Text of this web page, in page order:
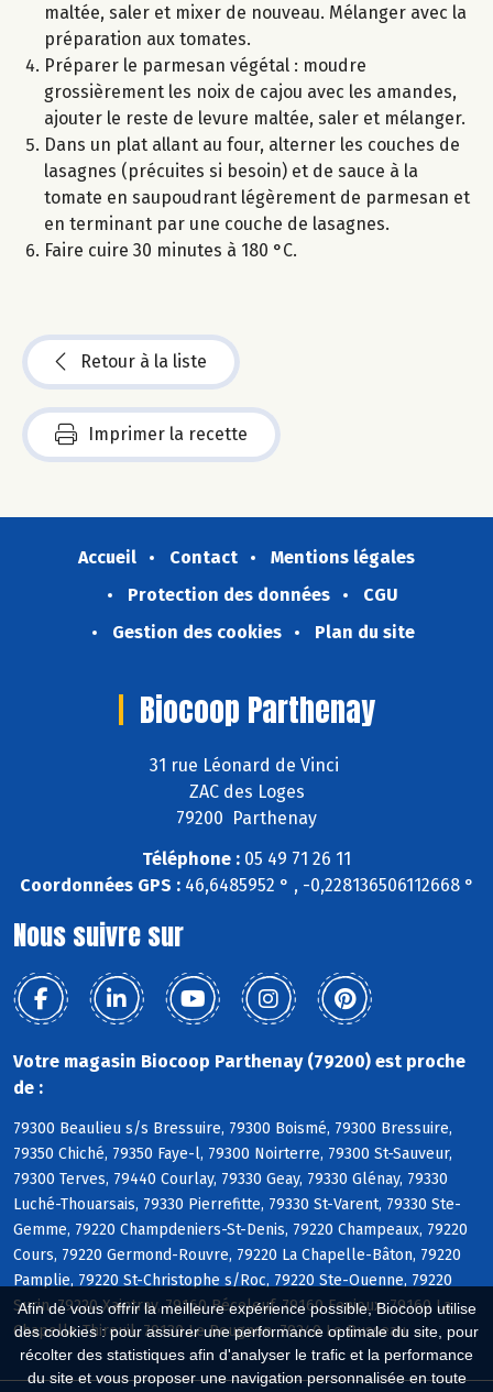
Afin de vous offrir la meilleure expérience possible, Biocoop utilise
des cookies : pour assurer une performance optimale du site, pour
récolter des statistiques afin d'analyser le trafic et la performance
du site et vous proposer une navigation personnalisée en toute
maltée, saler et mixer de nouveau. Mélanger avec la
préparation aux tomates.
Préparer le parmesan végétal : moudre
grossièrement les noix de cajou avec les amandes,
ajouter le reste de levure maltée, saler et mélanger.
Dans un plat allant au four, alterner les couches de
lasagnes (précuites si besoin) et de sauce à la
tomate en saupoudrant légèrement de parmesan et
en terminant par une couche de lasagnes.
Faire cuire 30 minutes à 180 °C.
Retour à la liste
Imprimer la recette
Accueil Contact
Mentions légales
Protection des données
CGU
Gestion des cookies
Plan du site
Biocoop Parthenay
31 rue Léonard de Vinci
ZAC des Loges
79200 Parthenay
Téléphone : 05 49 71 26 11
Coordonnées GPS :46,6485952 ° , -0,228136506112668 °
Nous suivre sur
Votre magasin Biocoop Parthenay (79200) est proche
de :
79300 Beaulieu s/s Bressuire, 79300 Boismé, 79300 Bressuire,
79350 Chiché, 79350 Faye-l, 79300 Noirterre, 79300 St-Sauveur,
79300 Terves, 79440 Courlay, 79330 Geay, 79330 Glénay, 79330
Luché-Thouarsais, 79330 Pierrefitte, 79330 St-Varent, 79330 Ste-
Gemme, 79220 Champdeniers-St-Denis, 79220 Champeaux, 79220
Cours, 79220 Germond-Rouvre, 79220 La Chapelle-Bâton, 79220
Pamplie, 79220 St-Christophe s/Roc, 79220 Ste-Ouenne, 79220
Surin, 79220 Xaintray, 79160 Béceleuf, 79160 Fenioux, 79160 La
Chapelle-Thireuil, 79130 Le Beugnon, 79240 Le Busseau